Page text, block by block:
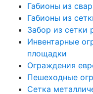
Габионы из
Габионы из
Забор из сетки
Инвентарные
площадки
Ограждения
Пешеходные
Сетка